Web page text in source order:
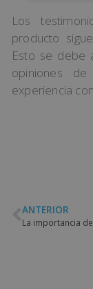
Los
producto
Esto se debe
opiniones
experiencia
ANTERIOR